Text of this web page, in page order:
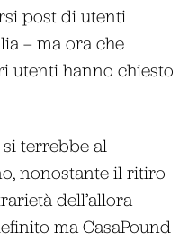
post di utenti
– ma ora che
utenti hanno chiesto
terrebbe al
nonostante il ritiro
dell’allora
ma CasaPound